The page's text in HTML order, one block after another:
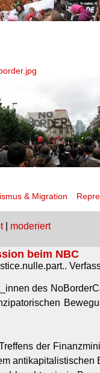
& Migration
| moderiert
beim NBC
des
der